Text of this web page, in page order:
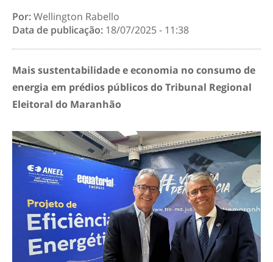
Por:Wellington Rabello
Data de publicação: 18/07/2025 - 11:38
Mais sustentabilidade e economia no consumo de
energia em prédios públicos do Tribunal Regional
Eleitoral do Maranhão